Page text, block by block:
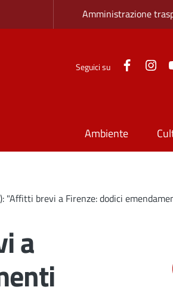
Zona
Amministrazione
Seguici su
Ambiente
"Affitti brevi a Firenze: dodici
a